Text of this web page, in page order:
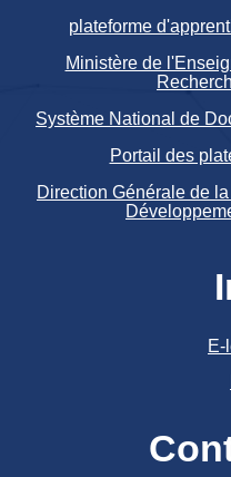
plateforme
Ministère de
Système National de
Portail des
Direction Générale de
E-